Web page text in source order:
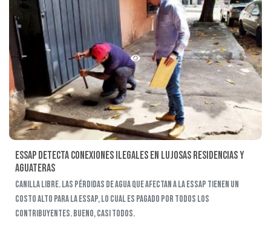
Essap detecta conexiones ilegales en lujosas residencias y
aguateras
Canilla libre. Las pérdidas de agua que afectan a la Essap tienen un
costo alto para la Essap, lo cual es pagado por todos los
contribuyentes. Bueno, casi todos.